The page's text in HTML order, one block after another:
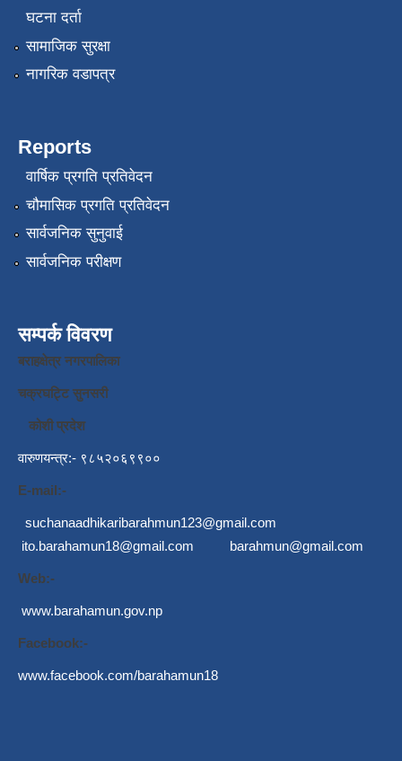
घटना दर्ता
सामाजिक सुरक्षा
नागरिक वडापत्र
Reports
वार्षिक प्रगति प्रतिवेदन
चौमासिक प्रगति प्रतिवेदन
सार्वजनिक सुनुवाई
सार्वजनिक परीक्षण
सम्पर्क विवरण
बराहक्षेत्र नगरपालिका
चक्रघट्टि सुनसरी
कोशी प्रदेश
वारुणयन्त्र:- ९८५२०६९९००
E-mail:-
suchanaadhikaribarahmun123@gmail.com
ito.barahamun18@gmail.com
barahmun@gmail.com
Web:-
www.barahamun.gov.np
Facebook:-
www.facebook.com/barahamun18